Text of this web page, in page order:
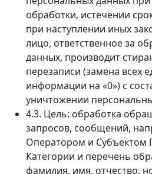
обработки, истечении
при наступлении иных
лицо, ответственное за
данных, производит
перезаписи (замена всех
информации на «0») с
уничтожении
4.3. Цель: обработка
запросов, сообщений,
Оператором и Субъектом
Категории и перечень
фамилия, имя, отчество,